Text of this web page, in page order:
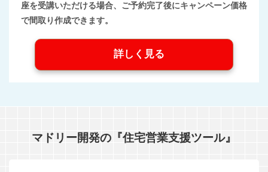
座を受講いただける場合、ご予約完了後にキャンペーン価格
で間取り作成できます。
詳しく見る
マドリー開発の『住宅営業支援ツール』